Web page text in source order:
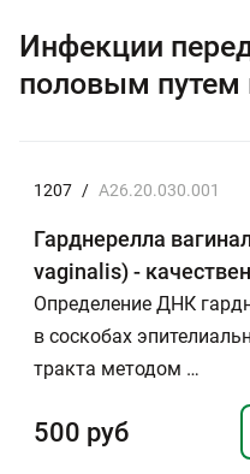
Инфекции
половым путем
1207 / A26.20.030.001
Гарднерелла
vaginalis) -
Определение ДНК
в соскобах
тракта методом …
500 руб